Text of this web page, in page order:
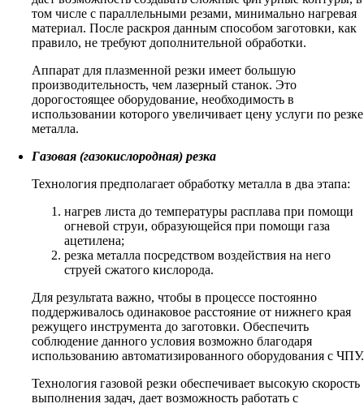
том числе с параллельными резами, минимально нагревая
материал. После раскроя данным способом заготовки, как
правило, не требуют дополнительной обработки.
Аппарат для плазменной резки имеет большую
производительность, чем лазерный станок. Это
дорогостоящее оборудование, необходимость в
использовании которого увеличивает цену услуги по резке
металла.
Газовая (газокислородная) резка
Технология предполагает обработку металла в два этапа:
нагрев листа до температуры расплава при помощи
огневой струи, образующейся при помощи газа
ацетилена;
резка металла посредством воздействия на него
струей сжатого кислорода.
Для результата важно, чтобы в процессе постоянно
поддерживалось одинаковое расстояние от нижнего края
режущего инструмента до заготовки. Обеспечить
соблюдение данного условия возможно благодаря
использованию автоматизированного оборудования с ЧПУ.
Технология газовой резки обеспечивает высокую скорость
выполнения задач, дает возможность работать с